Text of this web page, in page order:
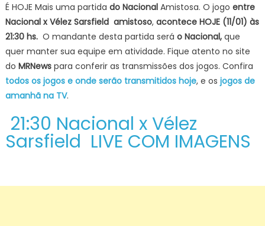
É HOJE Mais uma partida do Nacional Amistosa. O jogo entre
Nacional x Vélez Sarsfield amistoso,acontece HOJE (11/01) às
21:30 hs. O mandante desta partida será o Nacional,que
quer manter sua equipe em atividade. Fique atento no site
do MRNewspara conferir as transmissões dos jogos. Confira
todos os jogos e onde serão transmitidos hoje, e os jogos de
amanhã na TV.
21:30 Nacional x Vélez
Sarsfield LIVE COM IMAGENS